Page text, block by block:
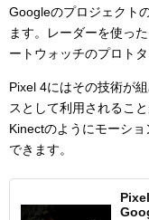
Googleのプロジェクト
ます。レーダーを使っ
ートウォッチのプロト
Pixel 4にはその技術が
スとして利用されるこ
Kinectのようにモーシ
できます。